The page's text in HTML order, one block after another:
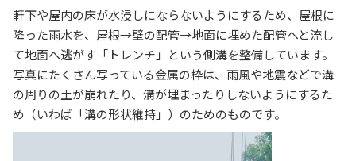
軒下や屋内の床が水浸しにならないようにするため、屋根に
降った雨水を、屋根→壁の配管→地面に埋めた配管へと流し
て地面へ逃がす「トレンチ」という側溝を整備しています。
写真にたくさん写っている金属の枠は、雨風や地震などで溝
の周りの土が崩れたり、溝が埋まったりしないようにするた
め（いわば「溝の形状維持」）のためのものです。